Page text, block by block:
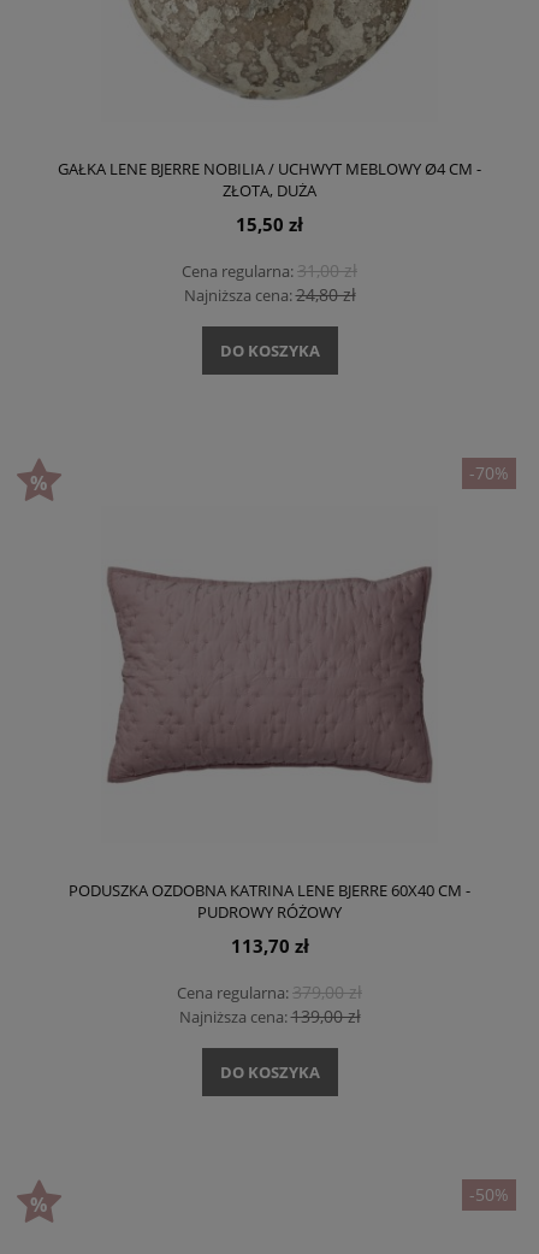
GAŁKA LENE BJERRE NOBILIA / UCHWYT MEBLOWY Ø4 CM -
ZŁOTA, DUŻA
15,50 zł
Cena regularna:31,00 zł
Najniższa cena:24,80 zł
DO KOSZYKA
PODUSZKA OZDOBNA KATRINA LENE BJERRE 60X40 CM -
PUDROWY RÓŻOWY
113,70 zł
Cena regularna:379,00 zł
Najniższa cena:139,00 zł
DO KOSZYKA
-70%
-50%